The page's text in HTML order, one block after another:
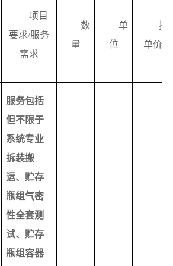
项目
要求/服务
需求
数
量
单
位
控
单价
服务包括
但不限于
系统专业
拆装搬
运、贮存
瓶组气密
性全套测
试、贮存
瓶组容器